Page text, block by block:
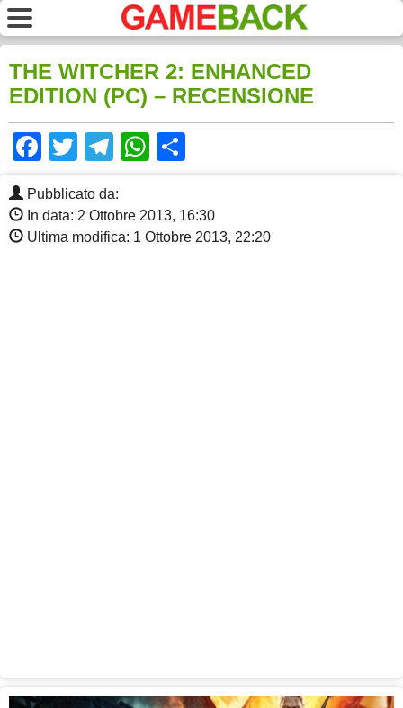
THE WITCHER 2: ENHANCED
EDITION (PC) – RECENSIONE
Facebook
TwitterTelegram
WhatsApp
Pubblicato da:
In data: 2 Ottobre 2013, 16:30
Ultima modifica: 1 Ottobre 2013, 22:20